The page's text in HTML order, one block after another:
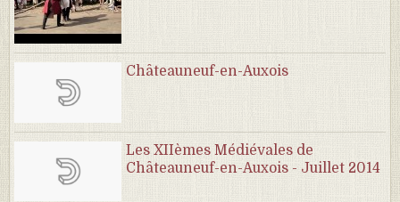
Châteauneuf-en-Auxois
Les XIIèmes Médiévales de
Châteauneuf-en-Auxois - Juillet 2014